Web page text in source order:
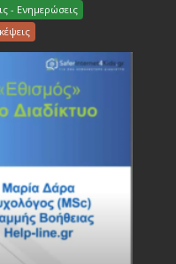
- Ενημερώσεις